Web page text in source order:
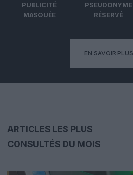
PUBLICITÉ
MASQUÉE
PSEUDONYME
RÉSERVÉ
EN SAVOIR PLUS
ARTICLES LES PLUS
CONSULTÉS DU MOIS